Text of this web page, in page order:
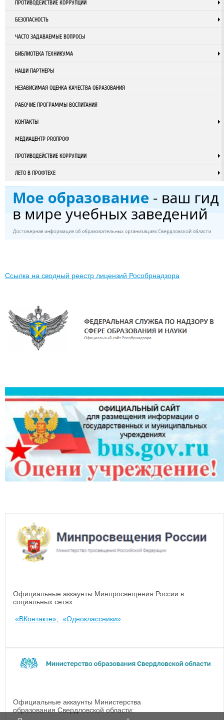
ПРОТИВОДЕЙСТВИЕ КОРРУПЦИИ
БЕЗОПАСНОСТЬ
ЧАСТО ЗАДАВАЕМЫЕ ВОПРОСЫ
БИБЛИОТЕКА ТЕХНИКУМА
НАШИ ПАРТНЕРЫ
НЕЗАВИСИМАЯ ОЦЕНКА КАЧЕСТВА ОБРАЗОВАНИЯ
РАБОЧИЕ ПРОГРАММЫ ВОСПИТАНИЯ
КОНТАКТЫ
МЕДИАЦЕНТР PROПРОФ
ПРОТИВОДЕЙСТВИЕ КОРРУПЦИИ
ЛЕТО В ПРОФТЕХЕ
Ссылка на сводный реестр лицензий Рособрнадзора
Официальные аккаунты Минпросвещения России в
социальных сетях:
«ВКонтакте»,«Одноклассники»
Официальные аккаунты Министерства
образования Свердловской области: